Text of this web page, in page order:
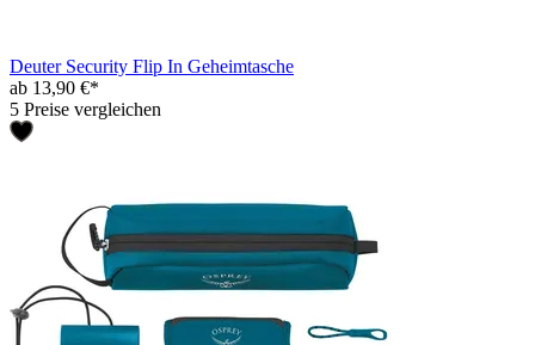
Deuter Security Flip In Geheimtasche
ab 13,90 €*
5 Preise vergleichen